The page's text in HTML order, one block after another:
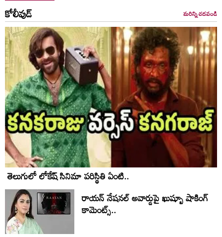
కోలీవుడ్ మరిన్ని చదవండి
తెలుగులో లోకేష్ సినిమా పరిస్థితి ఏంటి..
రాయన్ నేషనల్ అవార్డుపై ఖుష్బూ షాకింగ్
కామెంట్స్..